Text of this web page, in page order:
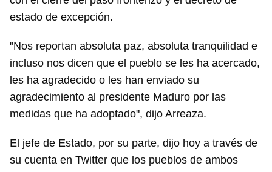
estado de excepción.
"Nos reportan absoluta paz, absoluta tranquilidad e
incluso nos dicen que el pueblo se les ha acercado,
les ha agradecido o les han enviado su
agradecimiento al presidente Maduro por las
medidas que ha adoptado", dijo Arreaza.
El jefe de Estado, por su parte, dijo hoy a través de
su cuenta en Twitter que los pueblos de ambos